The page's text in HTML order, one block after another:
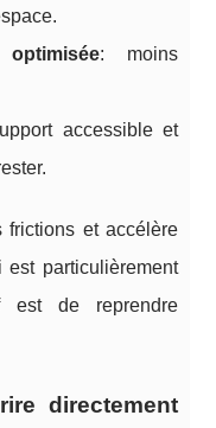
: moins
accessible et
frictions et accélère
est particulièrement
est de reprendre
directement